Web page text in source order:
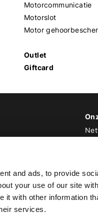
and ads, to provide
your use of our site
it with other information
services.
Motorcommunicatie
Motorslot
Motor
Outlet
Giftcard
T